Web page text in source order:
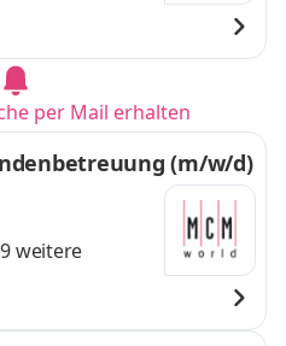
per Mail erhalten
(m/w/d)
weitere